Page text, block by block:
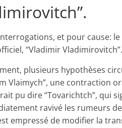
et pour cause:
“Vladimir Vladimirovitch”.
plusieurs hypothèses
Vlaimych”, une contraction
pu dire “Tovarichtch”, qui
ravivé les rumeurs
empressé de modifier la